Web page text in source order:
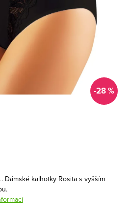
-28 %
Dámské kalhotky Rosita s vyšším